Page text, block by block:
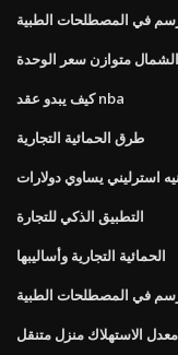
في المصطلحات الطبية
متوازن سعر الوحدة
كيف يبدو عقد nba
طرق الحمائية التجارية
استرليني يساوي دولارات
التطبيق الذكي للتجارة
الحمائية التجارية وأساليبها
في المصطلحات الطبية
الاستهلاك منزل متنقل